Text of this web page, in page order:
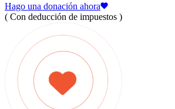
Hago una donación ahora
( Con deducción de impuestos )